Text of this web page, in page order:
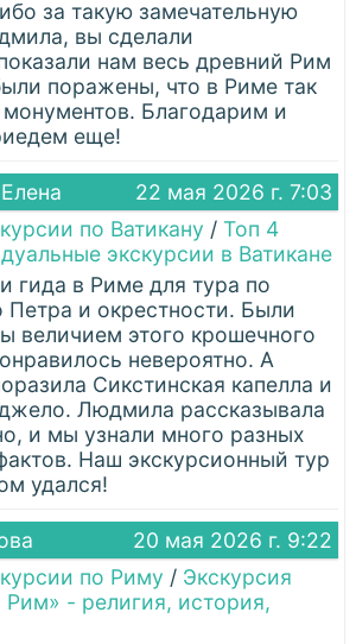
за такую замечательную
вы сделали
нам весь древний Рим
поражены, что в Риме так
Благодарим и
еще!
22 мая 2026 г. 7:03
по Ватикану / Топ 4
экскурсии в Ватикане
гида в Риме для тура по
Петра и окрестности. Были
величием этого крошечного
невероятно. А
Сикстинская капелла и
Людмила рассказывала
и мы узнали много разных
Наш экскурсионный тур
удался!
20 мая 2026 г. 9:22
по Риму / Экскурсия
Рим» - религия, история,